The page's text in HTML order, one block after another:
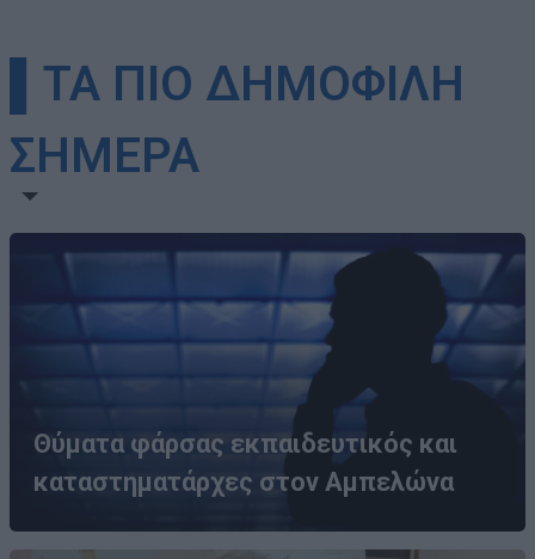
▌ΤΑ ΠΙΟ ΔΗΜΟΦΙΛΗ
ΣΗΜΕΡΑ
Θύματα φάρσας εκπαιδευτικός και
καταστηματάρχες στον Αμπελώνα